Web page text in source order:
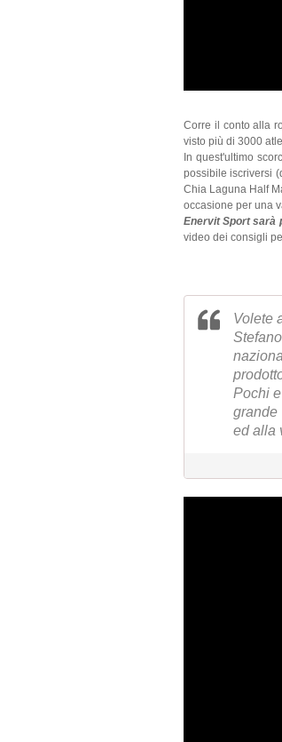
Corre il conto alla
visto più di 3000
In quest'ultimo
possibile iscriversi
Chia Laguna Half
occasione per una
Enervit Sport sarà
video dei consigli
Volete
Pochi
grande
ed alla